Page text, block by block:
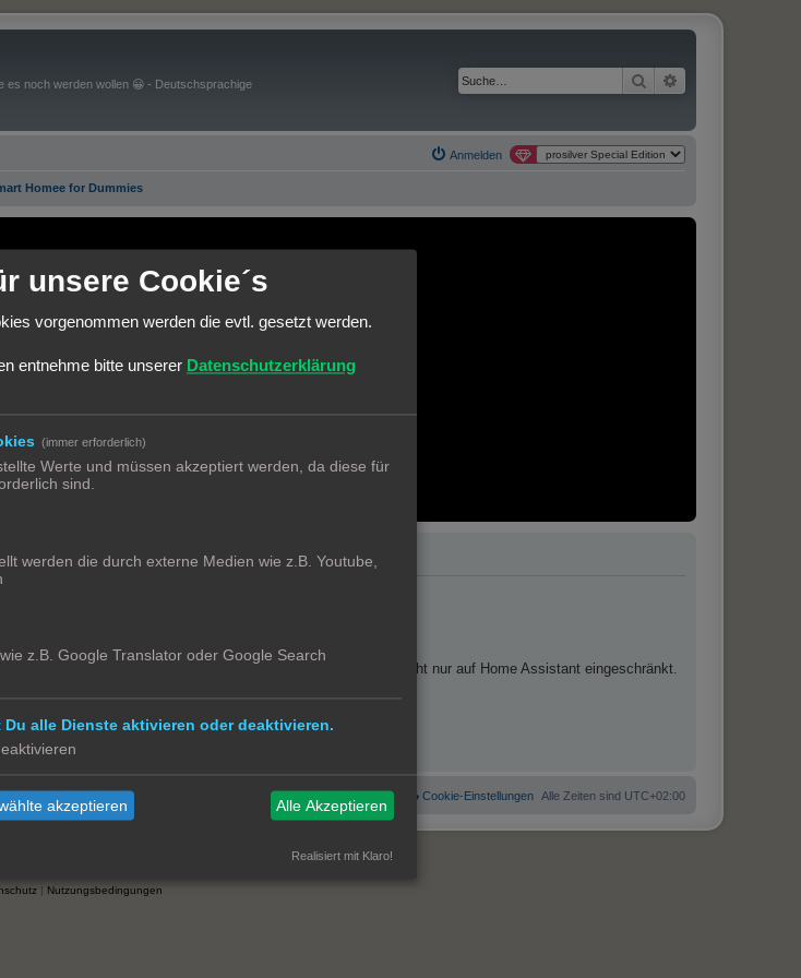
es noch werden wollen 😀 - Deutschsprachige
Suche
Anmelden
Homee for Dummies
zu migrieren.
ein.
es noch werden wollen.
Die Erfahrenen aber auch blutige Anfänger.
Assistant User Platform zu schaffen, ist das Themenfeld nicht nur auf Home Assistant eingeschränkt.
Alle Zeiten sind UTC+02:00
Cookie-Einstellungen
Alle Cookies löschen
Über Smart Homee for Dummies
| Nutzungsbedingungen
unsere Cookie´s
vorgenommen werden die evtl. gesetzt werden.
entnehme bitte unserer Datenschutzerklärung
(immer erforderlich)
Werte und müssen akzeptiert werden, da diese für
sind.
werden die durch externe Medien wie z.B. Youtube,
z.B. Google Translator oder Google Search
alle Dienste aktivieren oder deaktivieren.
akzeptieren Alle Akzeptieren
Realisiert mit Klaro!